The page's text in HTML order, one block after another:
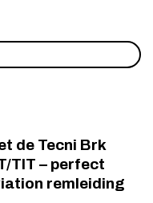
de Tecni Brk
TIT – perfect
remleiding